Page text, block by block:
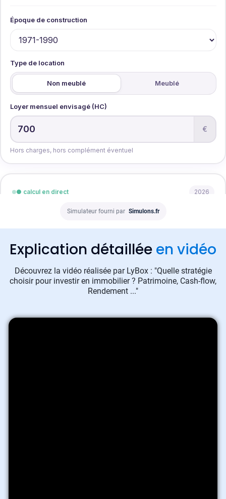
Simulateur fourni par Simulons.fr
Explication détaillée en vidéo
Découvrez la vidéo réalisée par LyBox : "Quelle stratégie
choisir pour investir en immobilier ? Patrimoine, Cash-flow,
Rendement ..."